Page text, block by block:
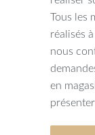
Tous les
réalisés
nous
en